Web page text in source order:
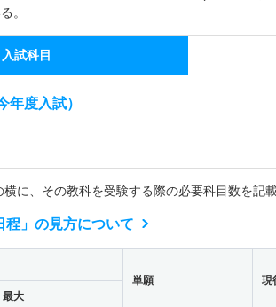
。
入試科目
年度入試）
に、その教科を受験する際の必要科目数を記載
程」の見方について
単願
現
最大